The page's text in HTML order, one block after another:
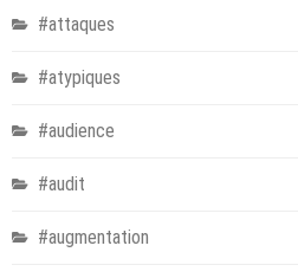
#attaques
#atypiques
#audience
#audit
#augmentation